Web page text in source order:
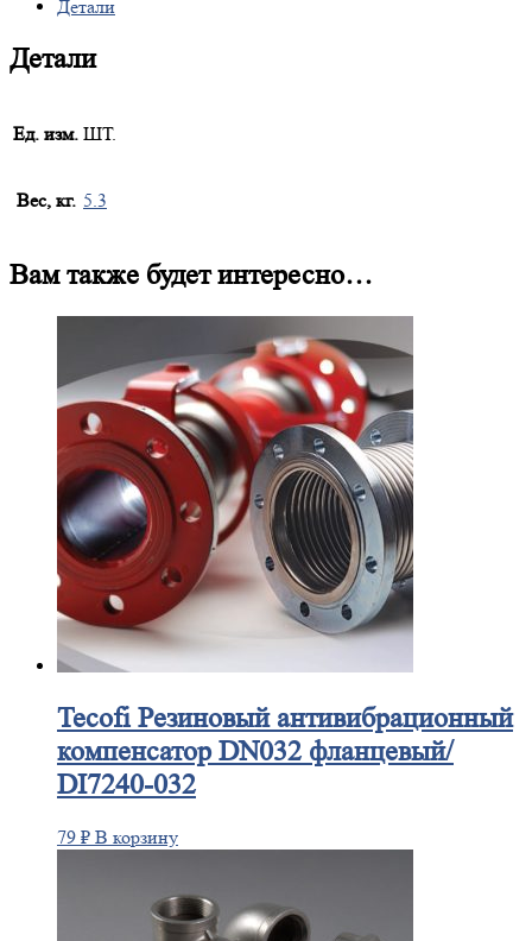
Детали
Детали
Ед. изм. ШТ.
Вес, кг. 5.3
Вам также будет интересно…
Tecofi Резиновый антивибрационный
компенсатор DN032 фланцевый/
DI7240-032
79 ₽ В корзину